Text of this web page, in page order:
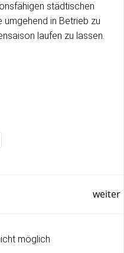
städtischen
umgehend in Betrieb zu
laufen zu lassen.
weiter
möglich